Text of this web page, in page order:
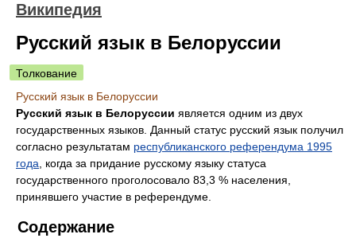
Википедия
Русский язык в Белоруссии
Толкование
Русский язык в Белоруссии
Русский язык в Белоруссии является одним из двух
государственных языков. Данный статус русский язык получил
согласно результатам республиканского референдума 1995
года , когда за придание русскому языку статуса
государственного проголосовало 83,3 % населения,
принявшего участие в референдуме.
Содержание